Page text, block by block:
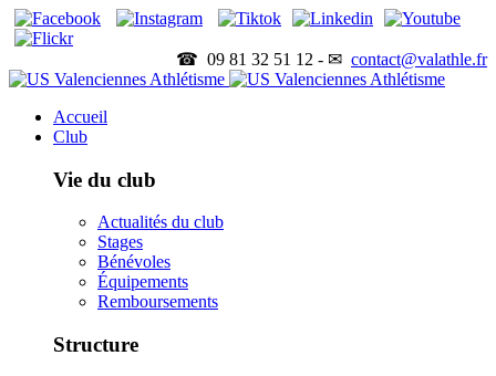
☎ 09 81 32 51 12 - ✉ contact@valathle.fr
Accueil
Club
Vie du club
Actualités du club
Stages
Bénévoles
Équipements
Remboursements
Structure